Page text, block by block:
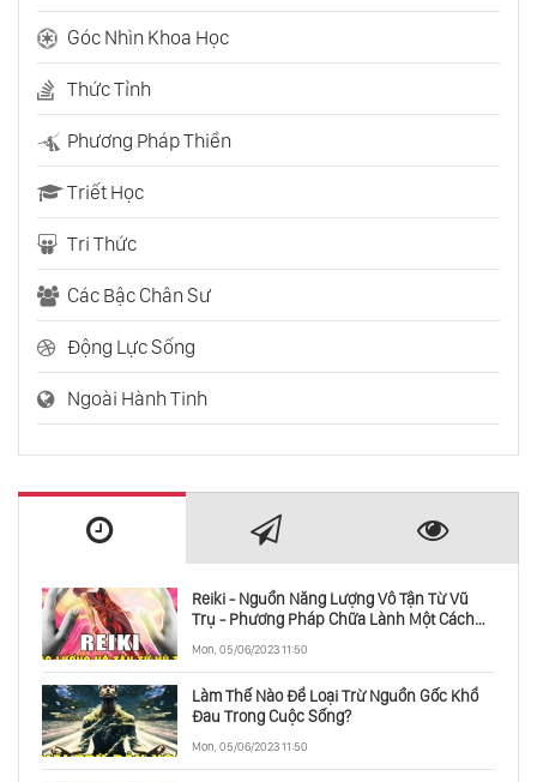
Stephen Hawking Và Nỗi Lo Về Người Ngoài
Trụ
Năng Lượng Vật Chất Và Entropy
Cuộc Đời Của Một Ngôi Sao
Tổng Hợp Những Khám Phá Thiên Văn Năm
Thành Viên Mới Nhất Trong Hệ Mặt Trời
Tín Hiệu Vô Tuyến Đến Từ Hệ Sao Lân Cận
Góc Nhìn Khoa Học
Thức Tỉnh
Phương Pháp Thiền
Triết Học
Tri Thức
Các Bậc Chân Sư
Động Lực Sống
Ngoài Hành Tinh
Reiki - Nguồn Năng Lượng Vô Tận Từ Vũ
Trụ - Phương Pháp Chữa Lành Một Cách
Mon, 05/06/2023 11:50
Làm Thế Nào Để Loại Trừ Nguồn Gốc Khổ
Đau Trong Cuộc Sống?
Mon, 05/06/2023 11:50